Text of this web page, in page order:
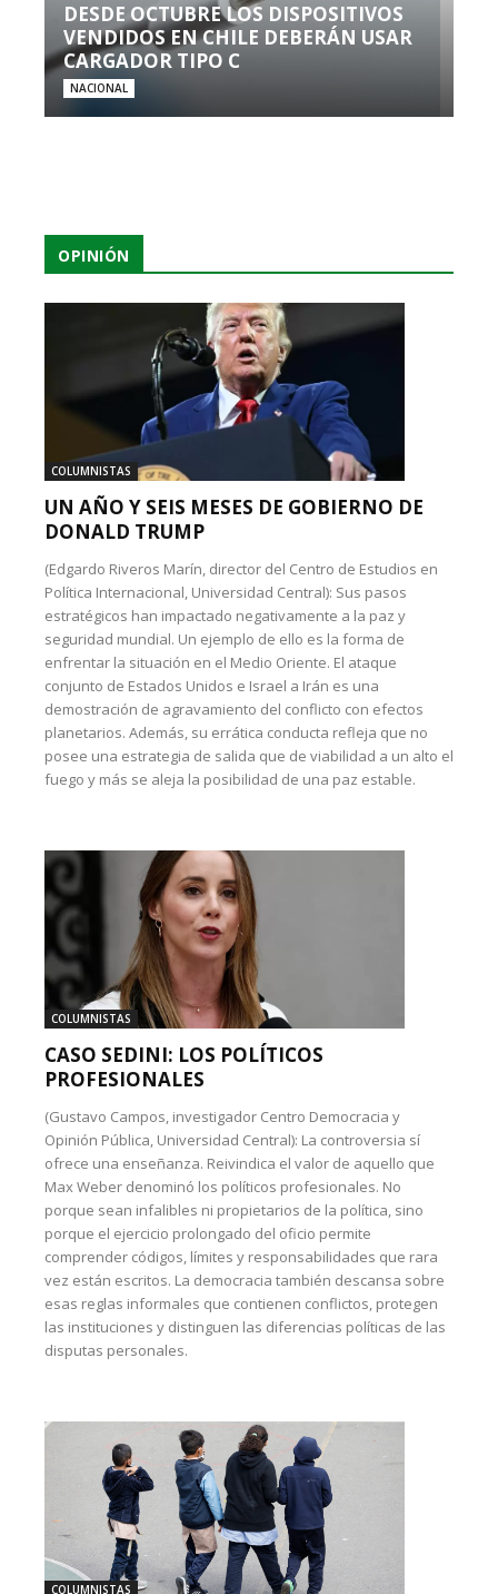
DESDE OCTUBRE LOS DISPOSITIVOS
VENDIDOS EN CHILE DEBERÁN USAR
CARGADOR TIPO C
NACIONAL
OPINIÓN
COLUMNISTAS
UN AÑO Y SEIS MESES DE GOBIERNO DE
DONALD TRUMP
(Edgardo Riveros Marín, director del Centro de Estudios en
Política Internacional, Universidad Central): Sus pasos
estratégicos han impactado negativamente a la paz y
seguridad mundial. Un ejemplo de ello es la forma de
enfrentar la situación en el Medio Oriente. El ataque
conjunto de Estados Unidos e Israel a Irán es una
demostración de agravamiento del conflicto con efectos
planetarios. Además, su errática conducta refleja que no
posee una estrategia de salida que de viabilidad a un alto el
fuego y más se aleja la posibilidad de una paz estable.
COLUMNISTAS
CASO SEDINI: LOS POLÍTICOS
PROFESIONALES
(Gustavo Campos, investigador Centro Democracia y
Opinión Pública, Universidad Central): La controversia sí
ofrece una enseñanza. Reivindica el valor de aquello que
Max Weber denominó los políticos profesionales. No
porque sean infalibles ni propietarios de la política, sino
porque el ejercicio prolongado del oficio permite
comprender códigos, límites y responsabilidades que rara
vez están escritos. La democracia también descansa sobre
esas reglas informales que contienen conflictos, protegen
las instituciones y distinguen las diferencias políticas de las
disputas personales.
COLUMNISTAS